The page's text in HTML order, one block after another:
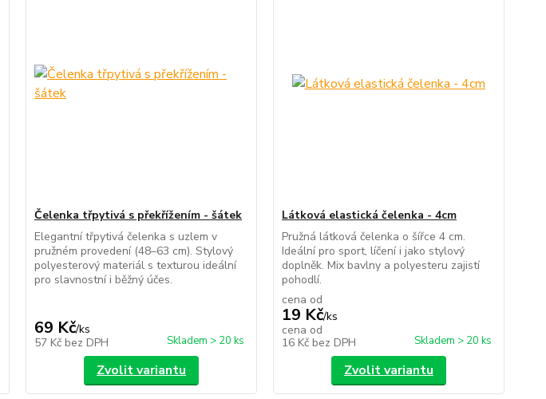
Čelenka třpytivá s překřížením - šátek
Elegantní třpytivá čelenka s uzlem v
pružném provedení (48–63 cm). Stylový
polyesterový materiál s texturou ideální
pro slavnostní i běžný účes.
69 Kč/ks
57 Kč bez DPH Skladem > 20 ks
Zvolit variantu
Látková elastická čelenka - 4cm
Pružná látková čelenka o šířce 4 cm.
Ideální pro sport, líčení i jako stylový
doplněk. Mix bavlny a polyesteru zajistí
pohodlí.
cena od
19 Kč/ks
cena od
16 Kč bez DPH Skladem > 20 ks
Zvolit variantu